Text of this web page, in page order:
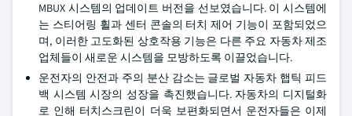
MBUX 시스템의 업데이트 버전을 선보였습니다. 이 시스템에
는 스티어링 휠과 센터 콘솔의 터치 제어 기능이 포함되었으
며, 이러한 고도화된 상호작용 기능은 다른 주요 자동차 제조
업체들이 새로운 시스템을 모방하도록 이끌었습니다.
운전자의 안전과 주의 분산 감소는 글로벌 자동차 햅틱 피드
백 시스템 시장의 성장을 촉진했습니다. 자동차의 디지털화
로 인해 터치스크린이 더욱 보편화되면서 운전자들은 이제